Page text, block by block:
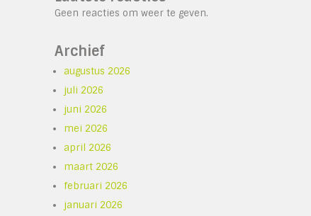
Geen reacties om weer te geven.
Archief
augustus 2026
juli 2026
juni 2026
mei 2026
april 2026
maart 2026
februari 2026
januari 2026